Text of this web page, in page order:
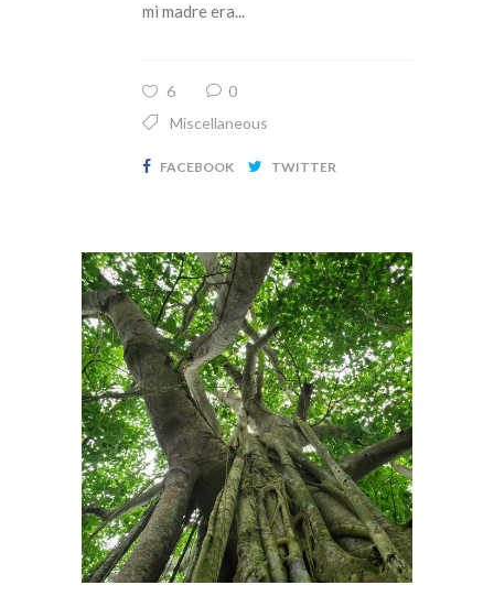
mi madre era...
6
0
Miscellaneous
FACEBOOK TWITTER